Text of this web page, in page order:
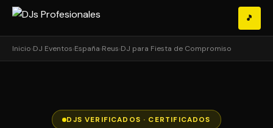
🎵
Inicio›DJ Eventos›España›Reus›DJ para Fiesta de Compromiso
DJS VERIFICADOS · CERTIFICADOS